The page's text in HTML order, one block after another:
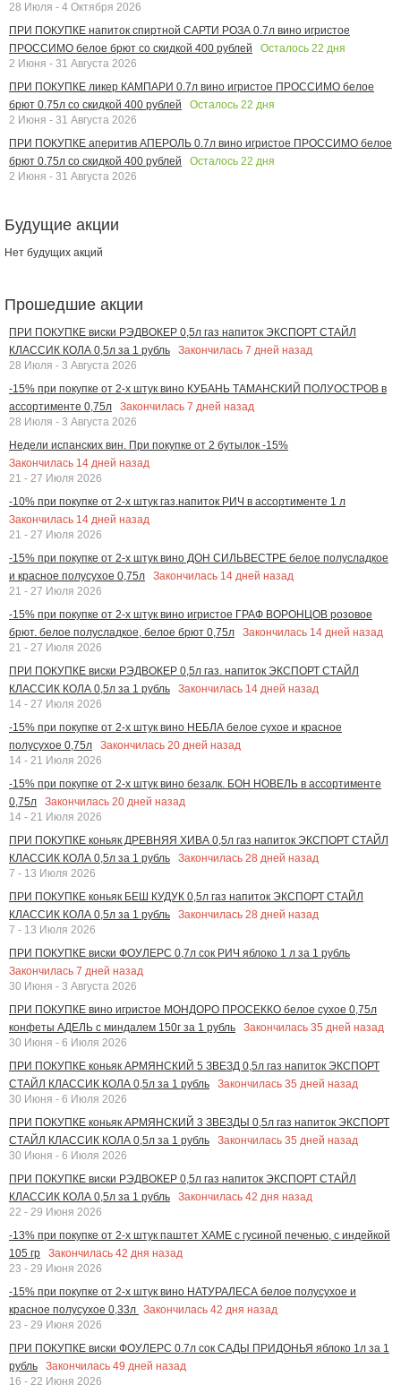
28 Июля - 4 Октября 2026
ПРИ ПОКУПКЕ напиток спиртной САРТИ РОЗА 0.7л вино игристое
ПРОССИМО белое брют со скидкой 400 рублей
Осталось 22 дня
2 Июня - 31 Августа 2026
ПРИ ПОКУПКЕ ликер КАМПАРИ 0.7л вино игристое ПРОССИМО белое
брют 0.75л со скидкой 400 рублей
Осталось 22 дня
2 Июня - 31 Августа 2026
ПРИ ПОКУПКЕ аперитив АПЕРОЛЬ 0.7л вино игристое ПРОССИМО белое
брют 0.75л со скидкой 400 рублей
Осталось 22 дня
2 Июня - 31 Августа 2026
Будущие акции
Нет будущих акций
Прошедшие акции
ПРИ ПОКУПКЕ виски РЭДВОКЕР 0,5л газ напиток ЭКСПОРТ СТАЙЛ
КЛАССИК КОЛА 0,5л за 1 рубль
Закончилась 7 дней назад
28 Июля - 3 Августа 2026
-15% при покупке от 2-х штук вино КУБАНЬ ТАМАНСКИЙ ПОЛУОСТРОВ в
ассортименте 0,75л
Закончилась 7 дней назад
28 Июля - 3 Августа 2026
Недели испанских вин. При покупке от 2 бутылок -15%
Закончилась 14 дней назад
21 - 27 Июля 2026
-10% при покупке от 2-х штук газ.напиток РИЧ в ассортименте 1 л
Закончилась 14 дней назад
21 - 27 Июля 2026
-15% при покупке от 2-х штук вино ДОН СИЛЬВЕСТРЕ белое полусладкое
и красное полусухое 0,75л
Закончилась 14 дней назад
21 - 27 Июля 2026
-15% при покупке от 2-х штук вино игристое ГРАФ ВОРОНЦОВ розовое
брют. белое полусладкое, белое брют 0,75л
Закончилась 14 дней назад
21 - 27 Июля 2026
ПРИ ПОКУПКЕ виски РЭДВОКЕР 0,5л газ. напиток ЭКСПОРТ СТАЙЛ
КЛАССИК КОЛА 0,5л за 1 рубль
Закончилась 14 дней назад
14 - 27 Июля 2026
-15% при покупке от 2-х штук вино НЕБЛА белое сухое и красное
полусухое 0,75л
Закончилась 20 дней назад
14 - 21 Июля 2026
-15% при покупке от 2-х штук вино безалк. БОН НОВЕЛЬ в ассортименте
0,75л
Закончилась 20 дней назад
14 - 21 Июля 2026
ПРИ ПОКУПКЕ коньяк ДРЕВНЯЯ ХИВА 0,5л газ напиток ЭКСПОРТ СТАЙЛ
КЛАССИК КОЛА 0,5л за 1 рубль
Закончилась 28 дней назад
7 - 13 Июля 2026
ПРИ ПОКУПКЕ коньяк БЕШ КУДУК 0,5л газ напиток ЭКСПОРТ СТАЙЛ
КЛАССИК КОЛА 0,5л за 1 рубль
Закончилась 28 дней назад
7 - 13 Июля 2026
ПРИ ПОКУПКЕ виски ФОУЛЕРС 0,7л сок РИЧ яблоко 1 л за 1 рубль
Закончилась 7 дней назад
30 Июня - 3 Августа 2026
ПРИ ПОКУПКЕ вино игристое МОНДОРО ПРОСЕККО белое сухое 0,75л
конфеты АДЕЛЬ с миндалем 150г за 1 рубль
Закончилась 35 дней назад
30 Июня - 6 Июля 2026
ПРИ ПОКУПКЕ коньяк АРМЯНСКИЙ 5 ЗВЕЗД 0,5л газ напиток ЭКСПОРТ
СТАЙЛ КЛАССИК КОЛА 0,5л за 1 рубль
Закончилась 35 дней назад
30 Июня - 6 Июля 2026
ПРИ ПОКУПКЕ коньяк АРМЯНСКИЙ 3 ЗВЕЗДЫ 0,5л газ напиток ЭКСПОРТ
СТАЙЛ КЛАССИК КОЛА 0,5л за 1 рубль
Закончилась 35 дней назад
30 Июня - 6 Июля 2026
ПРИ ПОКУПКЕ виски РЭДВОКЕР 0,5л газ напиток ЭКСПОРТ СТАЙЛ
КЛАССИК КОЛА 0,5л за 1 рубль
Закончилась 42 дня назад
22 - 29 Июня 2026
-13% при покупке от 2-х штук паштет ХАМЕ с гусиной печенью, с индейкой
105 гр
Закончилась 42 дня назад
23 - 29 Июня 2026
-15% при покупке от 2-х штук вино НАТУРАЛЕСА белое полусухое и
красное полусухое 0,33л Закончилась 42 дня назад
23 - 29 Июня 2026
ПРИ ПОКУПКЕ виски ФОУЛЕРС 0.7л сок САДЫ ПРИДОНЬЯ яблоко 1л за 1
рубль
Закончилась 49 дней назад
16 - 22 Июня 2026